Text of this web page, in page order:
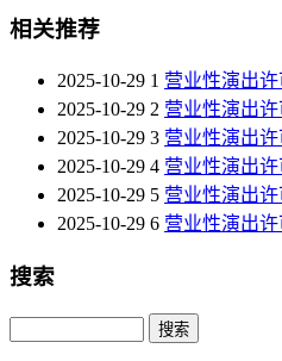
相关推荐
2025-10-29 1 营业性演出许
2025-10-29 2 营业性演出
2025-10-29 3 营业性演出
2025-10-29 4 营业性演出
2025-10-29 5 营业性演出
2025-10-29 6 营业性演出
搜索
Search